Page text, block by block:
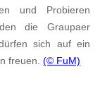
und Probieren
die Graupaer
sich auf ein
freuen.(© FuM)